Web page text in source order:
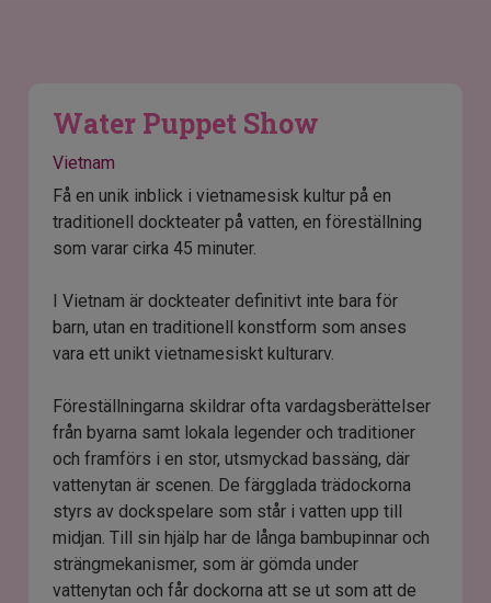
Water Puppet Show
Vietnam
Få en unik inblick i vietnamesisk kultur på en
traditionell dockteater på vatten, en föreställning
som varar cirka 45 minuter.
I Vietnam är dockteater definitivt inte bara för
barn, utan en traditionell konstform som anses
vara ett unikt vietnamesiskt kulturarv.
Föreställningarna skildrar ofta vardagsberättelser
från byarna samt lokala legender och traditioner
och framförs i en stor, utsmyckad bassäng, där
vattenytan är scenen. De färgglada trädockorna
styrs av dockspelare som står i vatten upp till
midjan. Till sin hjälp har de långa bambupinnar och
strängmekanismer, som är gömda under
vattenytan och får dockorna att se ut som att de